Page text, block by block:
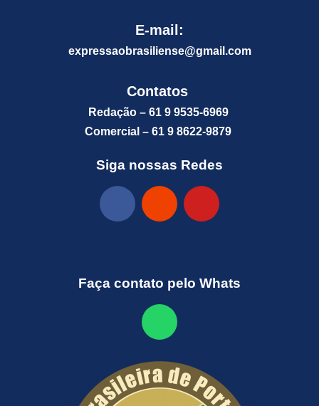
E-mail:
expressaobrasiliense@gmail.com
Contatos
Redação – 61 9 9535-6969
Comercial – 61 9 8622-9879
Siga nossas Redes
Faça contato pelo Whats